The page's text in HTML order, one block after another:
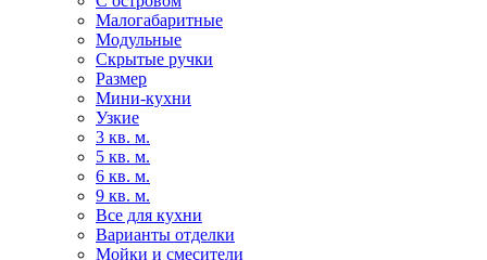
Малогабаритные
Модульные
Скрытые ручки
Размер
Мини-кухни
Узкие
3 кв. м.
5 кв. м.
6 кв. м.
9 кв. м.
Все для кухни
Варианты отделки
Мойки и смесители